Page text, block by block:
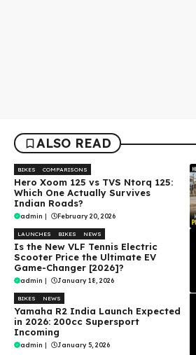
ALSO READ
BIKES COMPARISONS
Hero Xoom 125 vs TVS Ntorq 125:
Which One Actually Survives
Indian Roads?
admin February 20, 2026
LAUNCHES BIKES NEWS
Is the New VLF Tennis Electric
Scooter Price the Ultimate EV
Game-Changer [2026]?
admin | January 18, 2026
BIKES NEWS
Yamaha R2 India Launch Expected
in 2026: 200cc Supersport
Incoming
admin | January 5, 2026